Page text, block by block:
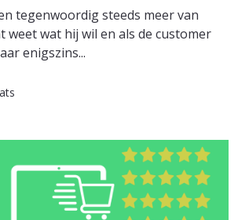
tegenwoordig steeds meer van
weet wat hij wil en als de customer
enigszins...